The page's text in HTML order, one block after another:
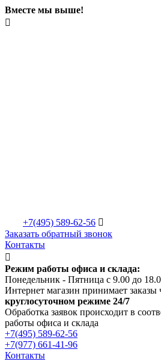
Вместе мы выше!

+7(495) 589-62-56 
Заказать обратный звонок
Контакты

Режим работы офиса и склада:
Понедельник - Пятница с 9.00 до
Интернет магазин принимает заказы
круглосуточном режиме 24/7
Обработка заявок происходит в
работы офиса и склада
+7(495) 589-62-56
+7(977) 661-41-96
Контакты